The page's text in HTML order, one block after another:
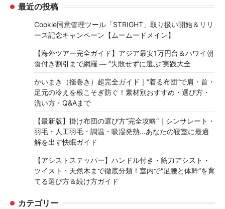
最近の投稿
Cookie同意管理ツール「STRIGHT」取り扱い開始＆リリ
ース記念キャンペーン【ムームードメイン】
【海外ツアー完全ガイド】アジア最安1万円台＆ハワイ朝
食付き割引まで網羅 ― “失敗せずに選ぶ”実践大全
かいまき（掻巻き）超完全ガイド｜“着る布団”で肩・首・
足元の冷えを根こそぎ防ぐ！素材別おすすめ・選び方・
洗い方・Q&Aまで
【最新版】掛け布団の選び方“完全攻略”｜シンサレート・
羽毛・人工羽毛・調温・吸湿発熱…あなたの寝室に最適
解を出す快眠ガイド
【アシストステッパー】ハンドル付き・筋力アシスト・
ツイスト・天然木まで徹底分類！室内で“足腰と体幹”を育
てる選び方＆続け方ガイド
カテゴリー